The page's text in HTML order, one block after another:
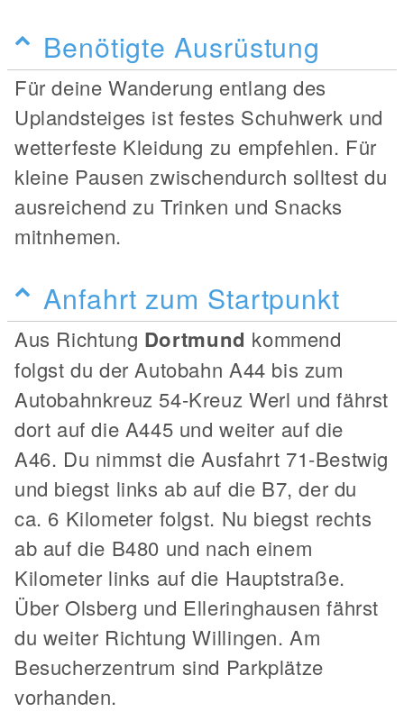
Benötigte Ausrüstung
Für deine Wanderung entlang des
Uplandsteiges ist festes Schuhwerk und
wetterfeste Kleidung zu empfehlen. Für
kleine Pausen zwischendurch solltest du
ausreichend zu Trinken und Snacks
mitnhemen.
Anfahrt zum Startpunkt
Aus Richtung Dortmund kommend
folgst du der Autobahn A44 bis zum
Autobahnkreuz 54-Kreuz Werl und fährst
dort auf die A445 und weiter auf die
A46. Du nimmst die Ausfahrt 71-Bestwig
und biegst links ab auf die B7, der du
ca. 6 Kilometer folgst. Nu biegst rechts
ab auf die B480 und nach einem
Kilometer links auf die Hauptstraße.
Über Olsberg und Elleringhausen fährst
du weiter Richtung Willingen. Am
Besucherzentrum sind Parkplätze
vorhanden.